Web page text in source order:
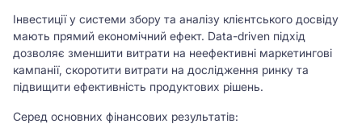
Інвестиції у системи збору та аналізу клієнтського досвіду
мають прямий економічний ефект. Data-driven підхід
дозволяє зменшити витрати на неефективні маркетингові
кампанії, скоротити витрати на дослідження ринку та
підвищити ефективність продуктових рішень.
Серед основних фінансових результатів: